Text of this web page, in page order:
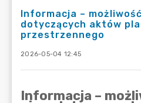
Informacja –
dotyczących aktów
przestrzennego
2026-05-04 12:45